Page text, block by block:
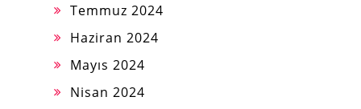
Temmuz 2024
Haziran 2024
Mayıs 2024
Nisan 2024